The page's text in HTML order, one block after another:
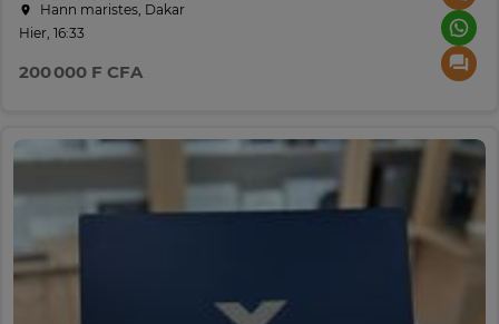
Hann maristes, Dakar
Hier, 16:33
200 000 F CFA